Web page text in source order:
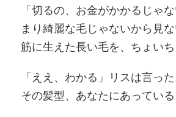
「切るの、お金がかかるじゃ
まり綺麗な毛じゃないから見
筋に生えた長い毛を、ちょいち
「ええ、わかる」リスは言っ
その髪型、あなたにあっている